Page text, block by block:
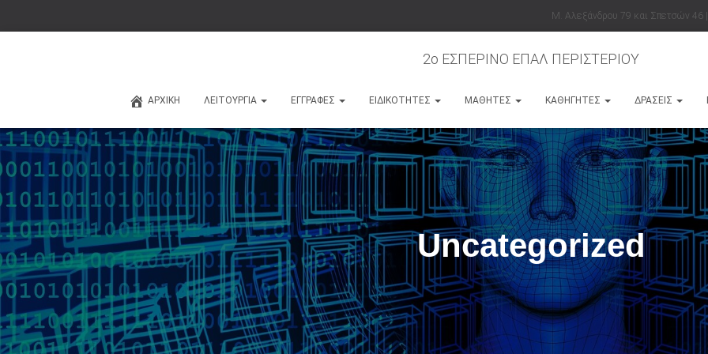
Μ. Αλεξάνδρου 79 και Σπετσών 46
2ο ΕΣΠΕΡΙΝΟ ΕΠΑΛ ΠΕΡΙΣΤΕΡΙΟΥ
ΑΡΧΙΚΉ ΛΕΙΤΟΥΡΓΙΑ ΕΓΓΡΑΦΈΣ ΕΙΔΙΚΌΤΗΤΕΣ ΜΑΘΗΤΈΣ ΚΑΘΗΓΗΤΈΣ ΔΡΆΣΕΙΣ
Uncategorized